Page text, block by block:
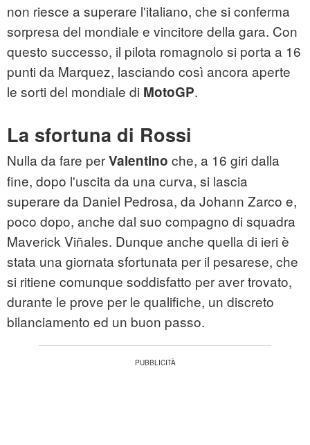
non riesce a superare l'italiano, che si conferma
sorpresa del mondiale e vincitore della gara. Con
questo successo, il pilota romagnolo si porta a 16
punti da Marquez, lasciando così ancora aperte
le sorti del mondiale di MotoGP.
La sfortuna di Rossi
Nulla da fare perValentino che, a 16 giri dalla
fine, dopo l'uscita da una curva, si lascia
superare da Daniel Pedrosa, da Johann Zarco e,
poco dopo, anche dal suo compagno di squadra
Maverick Viñales. Dunque anche quella di ieri è
stata una giornata sfortunata per il pesarese, che
si ritiene comunque soddisfatto per aver trovato,
durante le prove per le qualifiche, un discreto
bilanciamento ed un buon passo.